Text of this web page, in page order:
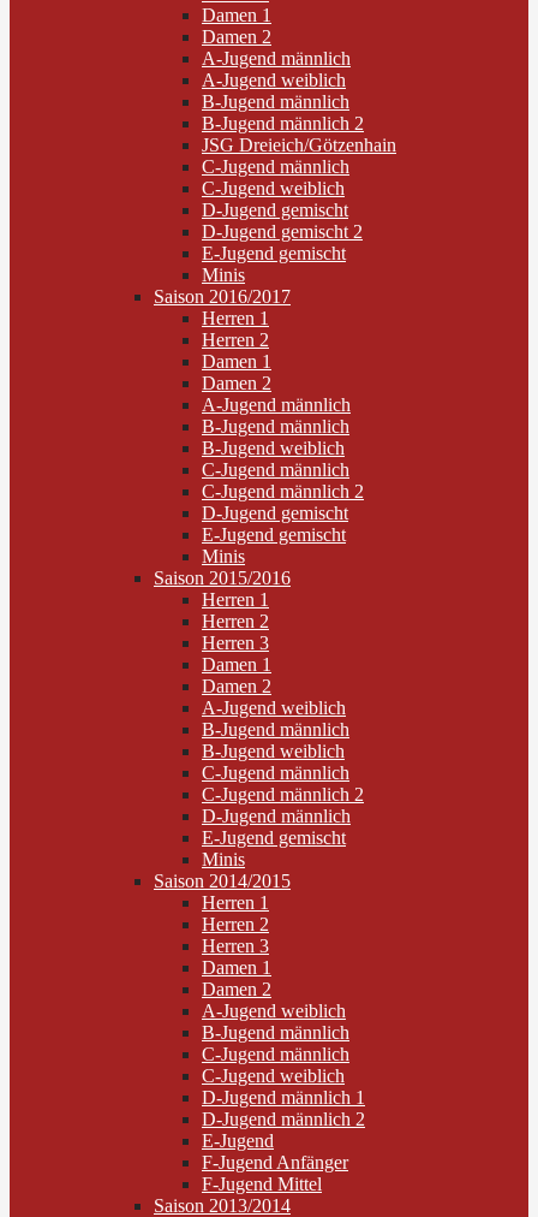
Damen 1
Damen 2
A-Jugend männlich
A-Jugend weiblich
B-Jugend männlich
B-Jugend männlich 2
JSG Dreieich/Götzenhain
C-Jugend männlich
C-Jugend weiblich
D-Jugend gemischt
D-Jugend gemischt 2
E-Jugend gemischt
Minis
Saison 2016/2017
Herren 1
Herren 2
Damen 1
Damen 2
A-Jugend männlich
B-Jugend männlich
B-Jugend weiblich
C-Jugend männlich
C-Jugend männlich 2
D-Jugend gemischt
E-Jugend gemischt
Minis
Saison 2015/2016
Herren 1
Herren 2
Herren 3
Damen 1
Damen 2
A-Jugend weiblich
B-Jugend männlich
B-Jugend weiblich
C-Jugend männlich
C-Jugend männlich 2
D-Jugend männlich
E-Jugend gemischt
Minis
Saison 2014/2015
Herren 1
Herren 2
Herren 3
Damen 1
Damen 2
A-Jugend weiblich
B-Jugend männlich
C-Jugend männlich
C-Jugend weiblich
D-Jugend männlich 1
D-Jugend männlich 2
E-Jugend
F-Jugend Anfänger
F-Jugend Mittel
Saison 2013/2014